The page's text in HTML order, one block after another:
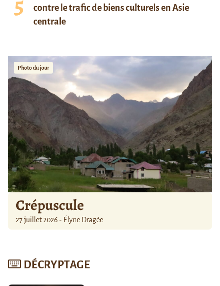
contre le trafic de biens culturels en Asie
centrale
Photo du jour
Crépuscule
27 juillet 2026 - Élyne Dragée
DÉCRYPTAGE